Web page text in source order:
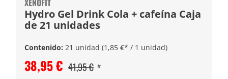
Hydro Gel Drink Cola + cafeína Caja
de 21 unidades
Contenido: 21 unidad (1,85 €* / 1 unidad)
38,95 € 41,95 € #